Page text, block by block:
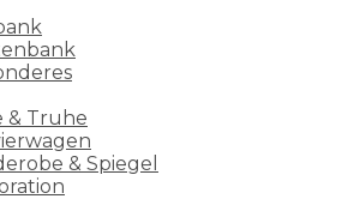
& Truhe
& Spiegel